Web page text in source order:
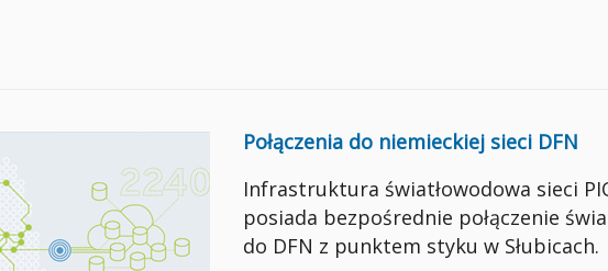
Połączenia do niemieckiej sieci DFN
Infrastruktura światłowodowa sieci
posiada bezpośrednie połączenie
do DFN z punktem styku w Słubicach.